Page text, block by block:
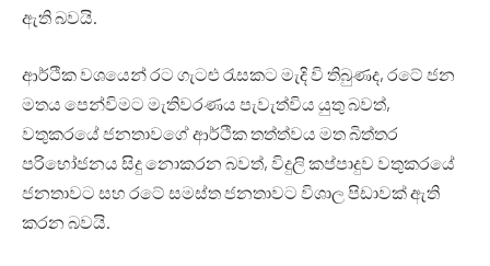
ඇති බවයි.
ආර්ථික වශයෙන් රට ගැටළු රැසකට මැදි වි තිබුණද, රටේ ජන
මතය පෙන්විමට මැතිවරණය පැවැත්විය යුතු බවත්,
වතුකරයේ ජනතාවගේ ආර්ථික තත්ත්වය මත බිත්තර
පරිභෝජනය සිදු නොකරන බවත්, විදුලි කප්පාදුව වතුකරයේ
ජනතාවට සහ රටේ සමස්ත ජනතාවට විශාල පිඩාවක් ඇති
කරන බවයි.